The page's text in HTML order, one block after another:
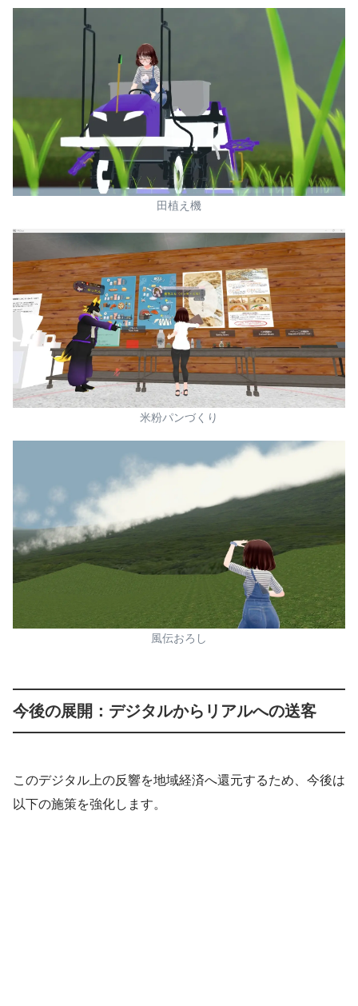
田植え機
米粉パンづくり
風伝おろし
今後の展開：デジタルからリアルへの送客
このデジタル上の反響を地域経済へ還元するため、今後は
以下の施策を強化します。